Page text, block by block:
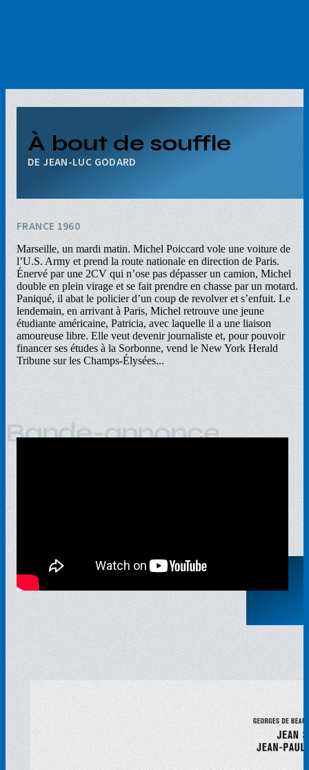
À bout de souffle
JEAN-LUC GODARD
FRANCE 1960
Marseille, un mardi matin. Michel Poiccard vole une voiture de
l’U.S. Army et prend la route nationale en direction de Paris.
Énervé par une 2CV qui n’ose pas dépasser un camion, Michel
double en plein virage et se fait prendre en chasse par un motard.
Paniqué, il abat le policier d’un coup de revolver et s’enfuit. Le
lendemain, en arrivant à Paris, Michel retrouve une jeune
étudiante américaine, Patricia, avec laquelle il a une liaison
amoureuse libre. Elle veut devenir journaliste et, pour pouvoir
financer ses études à la Sorbonne, vend le New York Herald
Tribune sur les Champs-Élysées...
Bande-annonce